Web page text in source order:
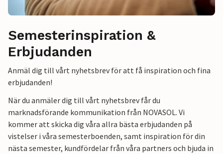
Semesterinspiration &
Erbjudanden
Anmäl dig till vårt nyhetsbrev för att få inspiration och fina
erbjudanden!
När du anmäler dig till vårt nyhetsbrev får du
marknadsförande kommunikation från NOVASOL. Vi
kommer att skicka dig våra allra bästa erbjudanden på
vistelser i våra semesterboenden, samt inspiration för din
nästa semester, kundfördelar från våra partners och bjuda in